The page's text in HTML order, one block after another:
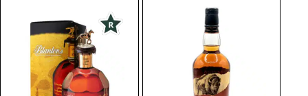
Barrel
2024
-
63.1°
-
70
cl